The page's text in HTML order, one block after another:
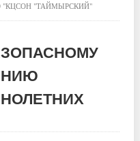
"КЦСОН "ТАЙМЫРСКИЙ"